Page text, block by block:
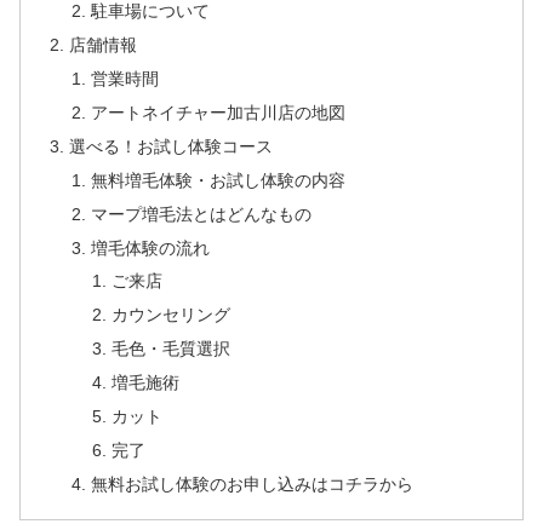
駐車場について
店舗情報
営業時間
アートネイチャー加古川店の地図
選べる！お試し体験コース
無料増毛体験・お試し体験の内容
マープ増毛法とはどんなもの
増毛体験の流れ
ご来店
カウンセリング
毛色・毛質選択
増毛施術
カット
完了
無料お試し体験のお申し込みはコチラから